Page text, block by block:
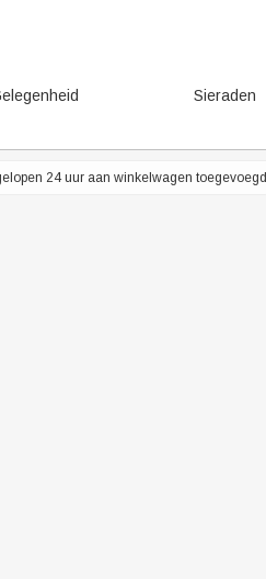
Sieraden
24 uur aan winkelwagen toegevoegd